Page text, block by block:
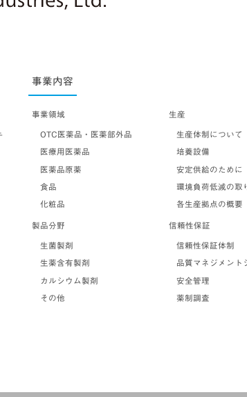
事業内容
事業領域
OTC医薬品・医薬部外品
医療用医薬品
医薬品原薬
食品
化粧品
製品分野
生菌製剤
生薬含有製剤
カルシウム製剤
その他
生産
生産体制について
培養設備
安定供給のために
環境負荷低減の取
各生産拠点の概要
信頼性保証
信頼性保証体制
品質マネジメント
安全管理
薬制調査